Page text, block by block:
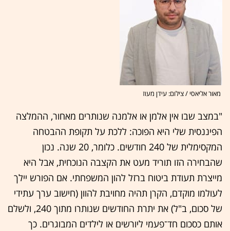
מאור אליאסי / צילום: עידן מעוז
"במצב שבו אין אלמן או אלמנה שנותרים מאחור, ההמלצה
הפיננסית שלי היא הפוכה: ללכת על תקופת ההבטחה
המקסימלית של 240 חודשים. כלומר, 20 שנה. נכון
שהבחירה הזו תוריד מעט את הקצבה הנוכחית, אבל היא
מייצרת תעודת ביטוח ברזל להון המשפחתי. אם הפורש יילך
לעולמו מוקדם, הקרן תהיה מחויבת להוון (חישוב ערך עתידי
של סכום, ב"ל) את יתרת החודשים שנותרו מתוך 240, ולשלם
אותם כסכום חד־פעמי ליורשים או לילדים המבוגרים. כך